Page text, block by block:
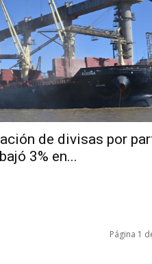
de divisas por
3% en...
Página 1